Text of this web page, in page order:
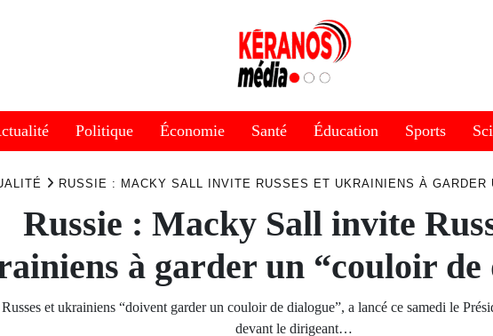
Politique Économie Santé Éducation Sports
RUSSIE : MACKY SALL INVITE RUSSES ET UKRAINIENS À GARDER
Russie : Macky Sall invite
à garder un “couloir de
Russes et ukrainiens “doivent garder un couloir de dialogue”, a lancé ce samedi le
devant le dirigeant…